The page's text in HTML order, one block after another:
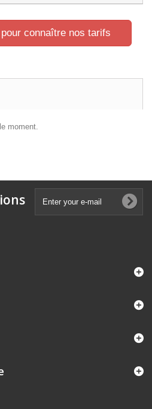
connaître nos tarifs
moment.